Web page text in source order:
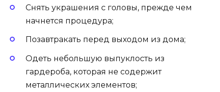
Снять украшения с головы, прежде чем
начнется процедура;
Позавтракать перед выходом из дома;
Одеть небольшую выпуклость из
гардероба, которая не содержит
металлических элементов;